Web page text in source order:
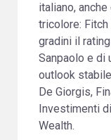
italiano,
tricolore:
gradini il
Sanpaolo e di
outlook
De Giorgis,
Investimenti
Wealth.